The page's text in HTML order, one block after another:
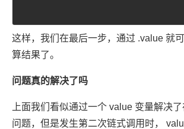
这样，我们在最后一步，通过 .value 就
算结果了。
问题真的解决了吗
上面我们看似通过一个 value 变量解决
问题，但是发生第二次链式调用时，